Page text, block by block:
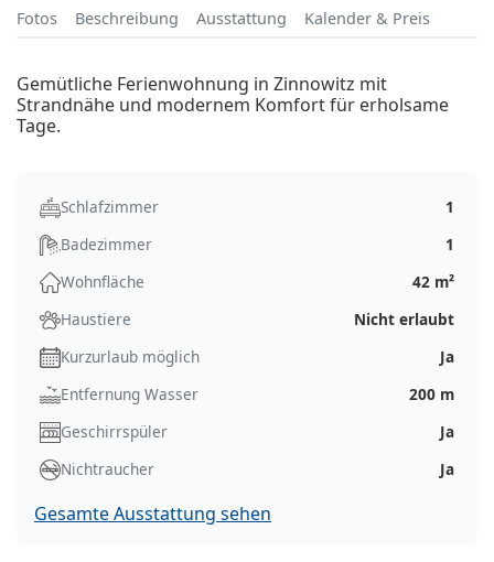
Fotos Beschreibung Ausstattung Kalender & Preis
Gemütliche Ferienwohnung in Zinnowitz mit
Strandnähe und modernem Komfort für erholsame
Tage.
Schlafzimmer
1
Badezimmer
1
Wohnfläche
42 m²
Haustiere
Nicht erlaubt
Kurzurlaub möglich
Ja
Entfernung Wasser
200 m
Geschirrspüler
Ja
Nichtraucher
Ja
Gesamte Ausstattung sehen